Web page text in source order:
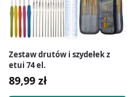
Zestaw drutów i szydełek z
etui 74 el.
89,99 zł